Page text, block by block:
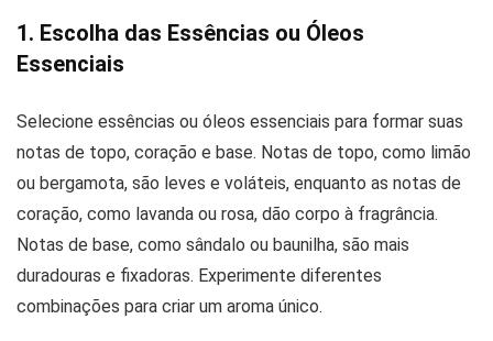
1. Escolha das Essências ou Óleos
Essenciais
Selecione essências ou óleos essenciais para formar suas
notas de topo, coração e base. Notas de topo, como limão
ou bergamota, são leves e voláteis, enquanto as notas de
coração, como lavanda ou rosa, dão corpo à fragrância.
Notas de base, como sândalo ou baunilha, são mais
duradouras e fixadoras. Experimente diferentes
combinações para criar um aroma único.